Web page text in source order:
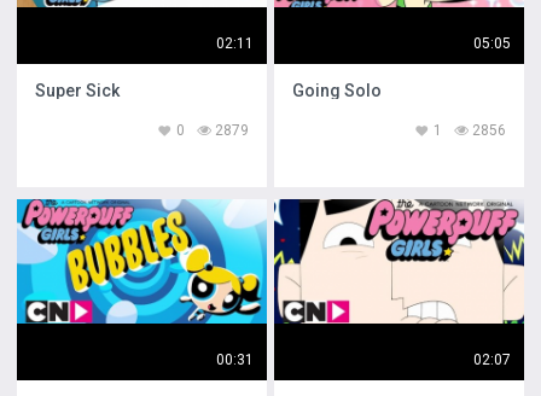
02:11
Super Sick
2879
0
05:05
Going Solo
2856
1
00:31 02:07